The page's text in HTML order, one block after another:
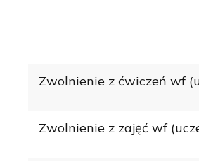
Zwolnienie z ćwiczeń wf
Zwolnienie z zajęć wf